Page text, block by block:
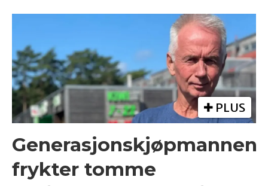
PLUS
Generasjonskjøpmannen
frykter tomme